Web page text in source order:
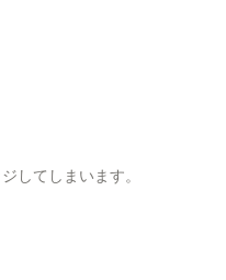
してしまいます。